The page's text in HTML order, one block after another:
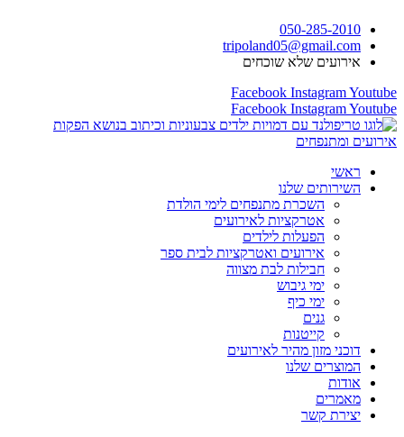
לתוכן
050-285-2010
tripoland05@gmail.com
אירועים שלא שוכחים
Facebook InstagramYoutube
Facebook InstagramYoutube
ראשי
השירותים שלנו
השכרת מתנפחים לימי הולדת
אטרקציות לאירועים
הפעלות לילדים
אירועים ואטרקציות לבית ספר
חבילות לבת מצווה
ימי גיבוש
ימי כיף
גנים
קייטנות
דוכני מזון מהיר לאירועים
המוצרים שלנו
אודות
מאמרים
יצירת קשר